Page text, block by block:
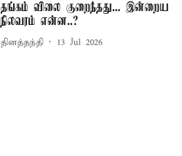
தங்கம் விலை குறைந்தது... இன்றைய
நிலவரம் என்ன..?
தினத்தந்தி 13 Jul 2026